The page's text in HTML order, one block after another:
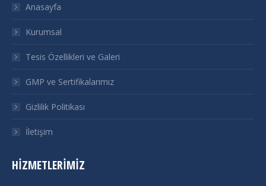
Anasayfa
Kurumsal
Tesis Özellikleri ve Galeri
GMP ve Sertifikalarımız
Gizlilik Politikası
İletişim
HIZMETLERIMIZ